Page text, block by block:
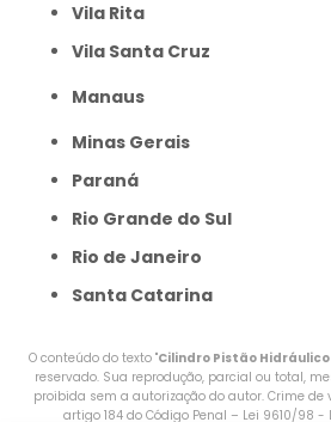
Vila Rita
Vila Santa Cruz
Manaus
Minas Gerais
Paraná
Rio Grande do Sul
Rio de Janeiro
Santa Catarina
O conteúdo do texto "Cilindro Pistão
reservado. Sua reprodução, parcial ou total,
proibida sem a autorização do autor. Crime
artigo 184 do Código Penal – Lei 9610/98 -